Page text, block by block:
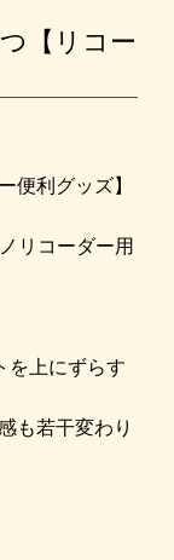
【リコー
便利グッズ】
リコーダー用
を上にずらす
も若干変わり